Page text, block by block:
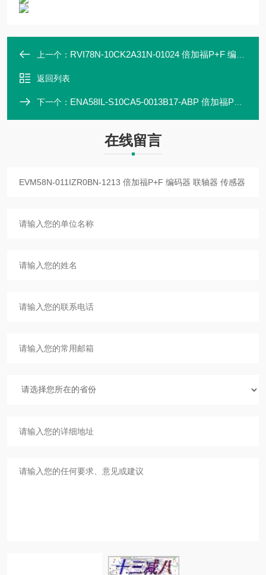
上一个： RVI78N-10CK2A31N-01024 倍加福P+F 编码器 联轴器 传感器 现货直发
返回列表
下一个： ENA58IL-S10CA5-0013B17-ABP 倍加福P+F 编码器 联轴器 现货直发
在线留言